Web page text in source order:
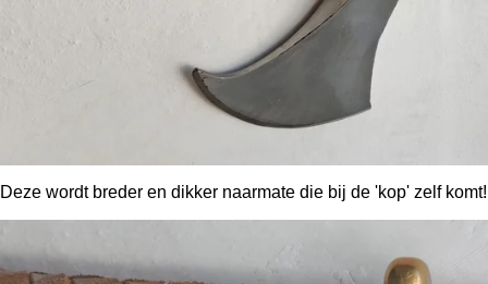
Deze wordt breder en dikker naarmate die bij de 'kop' zelf komt!